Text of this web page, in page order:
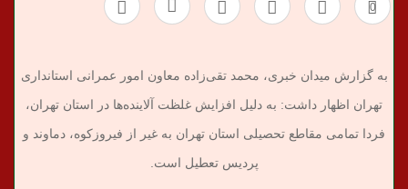
0
به گزارش میدان خبری، محمد تقی‌زاده معاون امور عمرانی استانداری
تهران اظهار داشت: به دلیل افزایش غلظت آلاینده‌ها در استان تهران،
فردا تمامی مقاطع تحصیلی استان تهران به غیر از فیروزکوه، دماوند و
پردیس تعطیل است.